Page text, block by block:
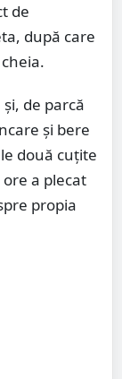
de
după care
de parcă
și bere
două cuțite
a plecat
propia